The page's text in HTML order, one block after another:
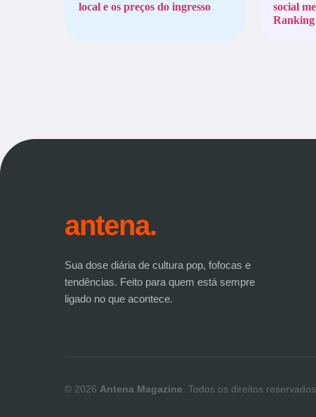
local e os preços do ingresso
social
antena.
Sua dose diária de cultura pop, fofocas e
tendências. Feito para quem está sempre
ligado no que acontece.
© 2026 Antena Magazine . Todos os direitos reservados.